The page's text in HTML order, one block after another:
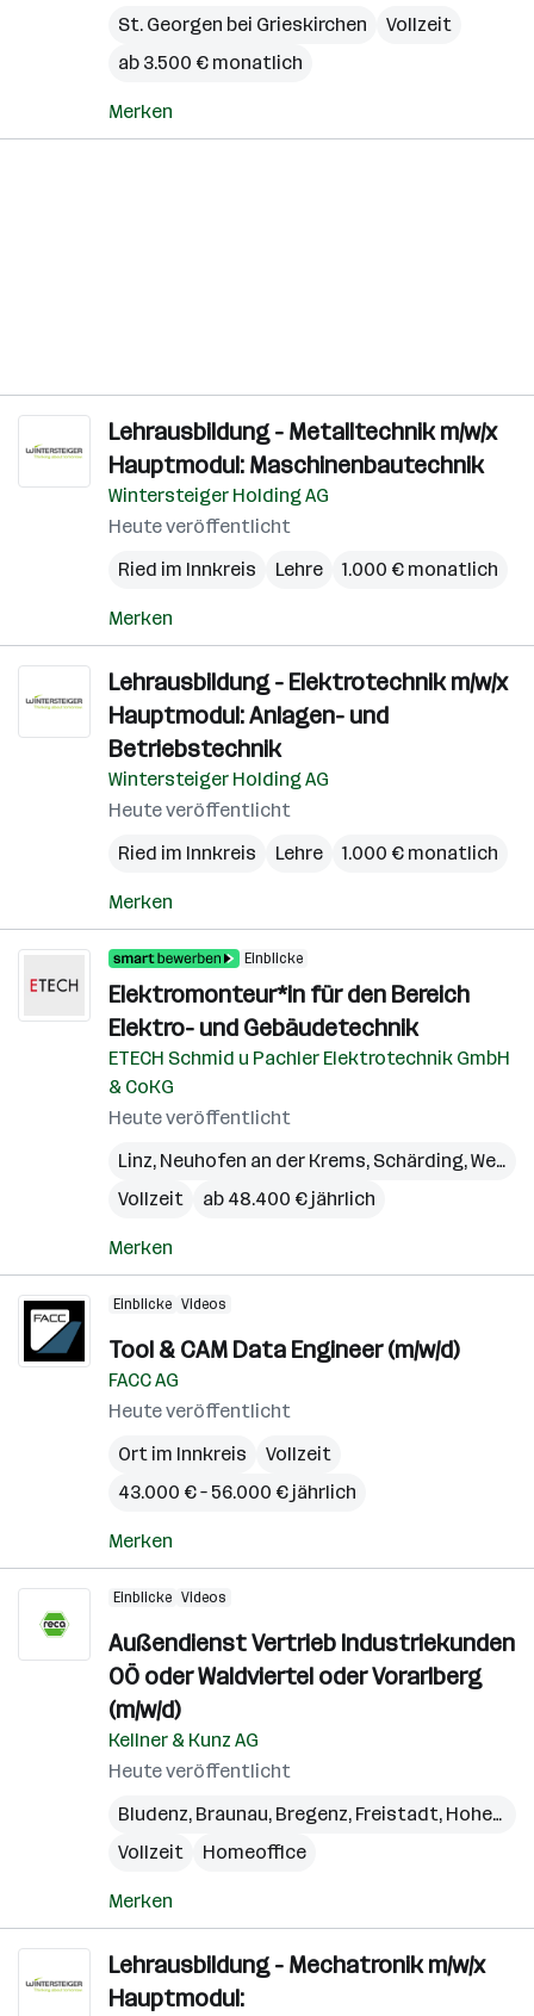
St. Georgen bei Grieskirchen
Vollzeit
ab 3.500 € monatlich
Merken
Lehrausbildung - Metalltechnik m/w/x
Hauptmodul: Maschinenbautechnik
Wintersteiger Holding AG
Heute veröffentlicht
Ried im Innkreis
Lehre 1.000 € monatlich
Merken
Lehrausbildung - Elektrotechnik m/w/x
Hauptmodul: Anlagen- und
Betriebstechnik
Wintersteiger Holding AG
Heute veröffentlicht
Ried im Innkreis
Lehre 1.000 € monatlich
Merken
Einblicke
Elektromonteur*in für den Bereich
Elektro- und Gebäudetechnik
ETECH Schmid u Pachler Elektrotechnik GmbH
& CoKG
Heute veröffentlicht
Linz, Neuhofen an der Krems, Schärding,Wels
Vollzeit
ab 48.400 € jährlich
Merken
Einblicke Videos
Tool & CAM Data Engineer (m/w/d)
FACC AG
Heute veröffentlicht
Ort im Innkreis
Vollzeit
43.000 € – 56.000 € jährlich
Merken
Einblicke Videos
Außendienst Vertrieb Industriekunden
OÖ oder Waldviertel oder Vorarlberg
(m/w/d)
Kellner & Kunz AG
Heute veröffentlicht
Bludenz, Braunau, Bregenz, Freistadt, Hohenems
Vollzeit
Homeoffice
Merken
Lehrausbildung - Mechatronik m/w/x
Hauptmodul: